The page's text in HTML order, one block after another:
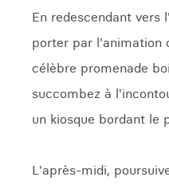
En redescendant vers
porter par l'animation
célèbre promenade
succombez à
un kiosque bordant le
L'après-midi,